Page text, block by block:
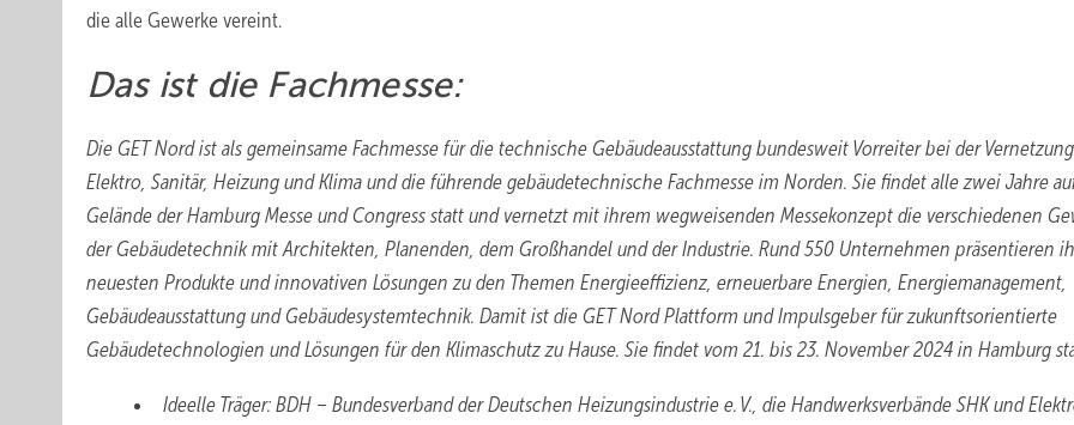
die alle Gewerke vereint.
Das ist d ie Fachmesse:
Die GET Nord ist als gemeinsame Fachmesse für die technische Gebäudeausstattung bundesweit Vorreiter bei der
Elektro, Sanitär, Heizung und Klima und die führende gebäudetechnische Fachmesse im Norden. Sie findet alle zwei Jahre
Gelände der Hamburg Messe und Congress statt und vernetzt mit ihrem wegweisenden Messekonzept die verschiedenen
der Gebäudetechnik mit Architekten, Planenden, dem Großhandel und der Industrie. Rund 550 Unternehmen präsentieren
neuesten Produkte und innovativen Lösungen zu den Themen Energieeffizienz, erneuerbare Energien, Energiemanagement,
Gebäudeausstattung und Gebäudesystemtechnik. Damit ist die GET Nord Plattform und Impulsgeber für zukunftsorientierte
Gebäudetechnologien und Lösungen für den Klimaschutz zu Hause. Sie findet vom 21. bis 23. November 2024 in Hamburg
Ideelle Träger: BDH – Bundesverband der Deutschen Heizungsindustrie e. V., die Handwerksverbände SHK und